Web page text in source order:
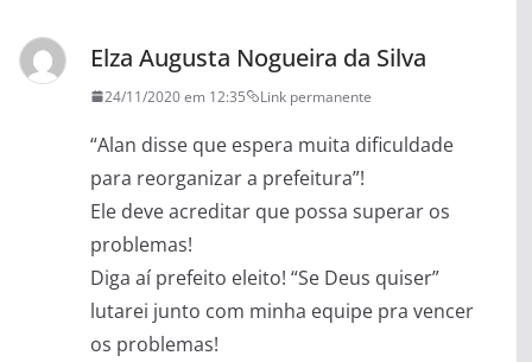
Elza Augusta Nogueira da Silva
24/11/2020 em 12:35 Link permanente
“Alan disse que espera muita dificuldade
para reorganizar a prefeitura”!
Ele deve acreditar que possa superar os
problemas!
Diga aí prefeito eleito! “Se Deus quiser”
lutarei junto com minha equipe pra vencer
os problemas!